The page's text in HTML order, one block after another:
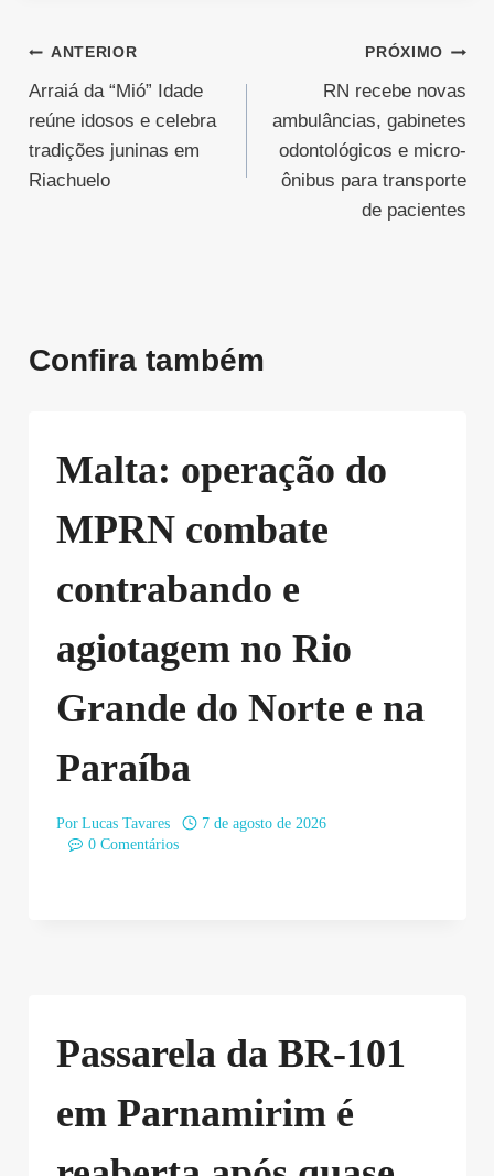
Navegação
de
Post
ANTERIOR
Arraiá da “Mió” Idade
reúne idosos e celebra
tradições juninas em
Riachuelo
PRÓXIMO
RN recebe novas
ambulâncias, gabinetes
odontológicos e micro-
ônibus para transporte
de pacientes
Confira também
Malta: operação do
MPRN combate
contrabando e
agiotagem no Rio
Grande do Norte e na
Paraíba
Por Lucas Tavares
7 de agosto de 2026
0 Comentários
Passarela da BR-101
em Parnamirim é